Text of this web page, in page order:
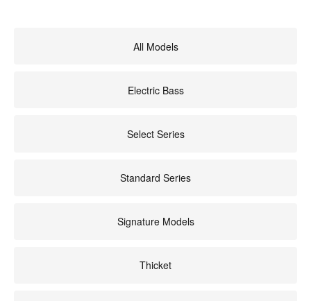
All Models
Electric Bass
Select Series
Standard Series
Signature Models
Thicket